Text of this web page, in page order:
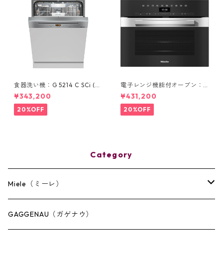
食器洗い機：G 5214 C SCi (ス
テンレス/60cm) ＊ドア材取
付専用タイプ
¥343,200
20%OFF
電子レンジ機能付オーブン：H
7440 BM (60Hz/西日本)
¥431,200
20%OFF
Category
Miele（ミーレ）
キッチン
GAGGENAU（ガゲナウ）